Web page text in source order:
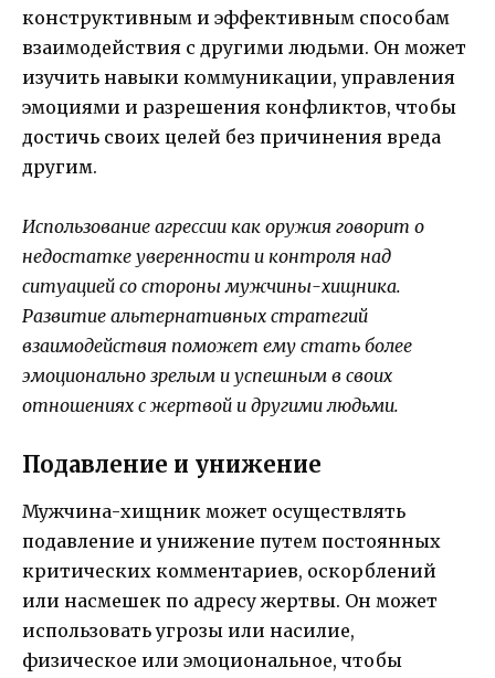
конструктивным и эффективным способам
взаимодействия с другими людьми. Он может
изучить навыки коммуникации, управления
эмоциями и разрешения конфликтов, чтобы
достичь своих целей без причинения вреда
другим.
Использование агрессии как оружия говорит о
недостатке уверенности и контроля над
ситуацией со стороны мужчины-хищника.
Развитие альтернативных стратегий
взаимодействия поможет ему стать более
эмоционально зрелым и успешным в своих
отношениях с жертвой и другими людьми.
Подавление и унижение
Мужчина-хищник может осуществлять
подавление и унижение путем постоянных
критических комментариев, оскорблений
или насмешек по адресу жертвы. Он может
использовать угрозы или насилие,
физическое или эмоциональное, чтобы